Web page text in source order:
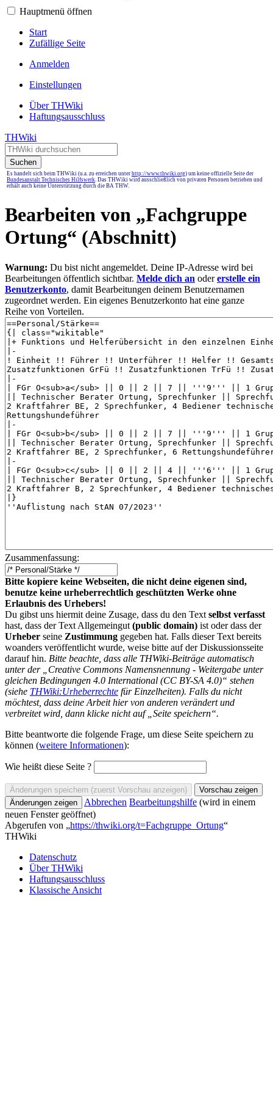
Hauptmenü öffnen
Start
Zufällige Seite
Anmelden
Einstellungen
Über THWiki
Haftungsausschluss
THWiki
Suchen
Es handelt sich beim THWiki (u.a. zu erreichen unter http://www.thwiki.org) um keine offizielle Seite der
Bundesanstalt Technisches Hilfswerk. Das THWiki wird ausschließlich von privaten Personen betrieben und
erhält auch keine Unterstützung durch die BA THW.
Bearbeiten von „Fachgruppe
Ortung“ (Abschnitt)
Warnung: Du bist nicht angemeldet. Deine IP-Adresse wird bei
Bearbeitungen öffentlich sichtbar. Melde dich an odererstelle ein
Benutzerkonto, damit Bearbeitungen deinem Benutzernamen
zugeordnet werden. Ein eigenes Benutzerkonto hat eine ganze
Reihe von Vorteilen.
Zusammenfassung:
Bitte kopiere keine Webseiten, die nicht deine eigenen sind,
benutze keine urheberrechtlich geschützten Werke ohne
Erlaubnis des Urhebers!
Du gibst uns hiermit deine Zusage, dass du den Text selbst verfasst
hast, dass der Text Allgemeingut (public domain) ist oder dass der
Urheber seine Zustimmung gegeben hat. Falls dieser Text bereits
woanders veröffentlicht wurde, weise bitte auf der Diskussionsseite
darauf hin. Bitte beachte, dass alle THWiki-Beiträge automatisch
unter der „Creative Commons Namensnennung - Weitergabe unter
gleichen Bedingungen 4.0 International (CC BY-SA 4.0)“ stehen
(siehe THWiki:Urheberrechte für Einzelheiten). Falls du nicht
möchtest, dass deine Arbeit hier von anderen verändert und
verbreitet wird, dann klicke nicht auf „Seite speichern“.
Bitte beantworte die folgende Frage, um diese Seite speichern zu
können (weitere Informationen):
Wie heißt diese Seite ?
Abbrechen Bearbeitungshilfe (wird in einem
neuen Fenster geöffnet)
Abgerufen von „https://thwiki.org/t=Fachgruppe_Ortung“
THWiki
Datenschutz
Über THWiki
Haftungsausschluss
Klassische Ansicht